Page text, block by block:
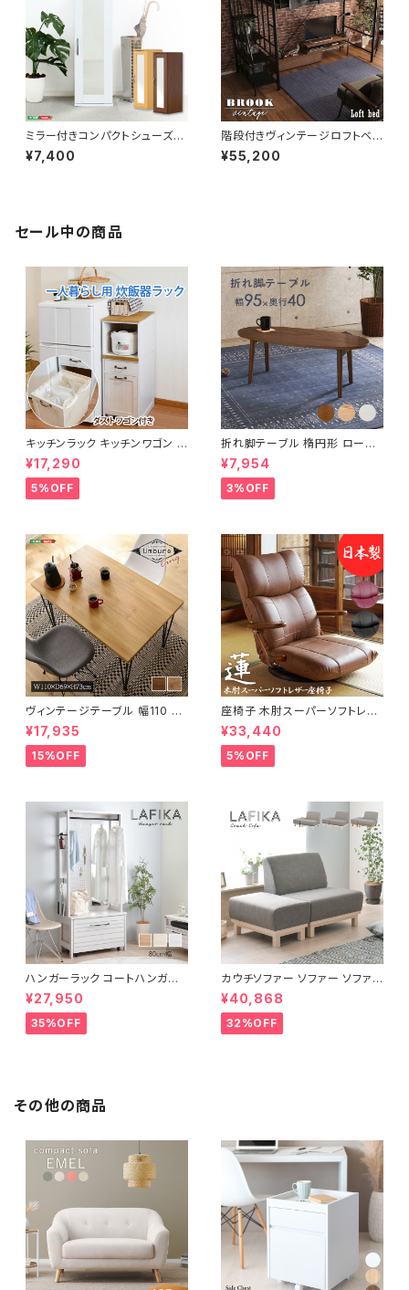
ミラー付きコンパクトシューズラ
ック 幅29 シューズボックス シ
ューズラック 下駄箱 靴箱 玄関
¥7,400
階段付きヴィンテージロフトベッ
ド シングルベッド パイプベッド
ロフトベッド bed ロフト ハシゴ
¥55,200
セール中の商品
キッチンラック キッチンワゴン キ
ャスター付き 収納ラック 一人暮
らし スリムキッチンラック 幅30
cm 完成品
¥17,290
5%OFF
折れ脚テーブル 楕円形 ローテ
ーブル センターテーブル リビン
グテーブル 天然木 幅95 3色展
開
¥7,954
3%OFF
ヴィンテージテーブル 幅110 ダ
イニングテーブル リビングテー
ブル サイドテーブル 新生活 模
様替え
¥17,935
15%OFF
座椅子 木肘スーパーソフトレザ
ー座椅子 リクライニング回転座
椅子 座椅子 父の日 敬老の日
プレゼント 完成品
¥33,440
5%OFF
ハンガーラック コートハンガー
ワードローブ フリーラック クロ
ーゼット 幅80 新生活 一人暮ら
し
¥27,950
35%OFF
カウチソファー ソファー ソファ
オットマン 1.5人掛 け新生活 一
人暮らし 完成品
¥40,868
32%OFF
その他の商品